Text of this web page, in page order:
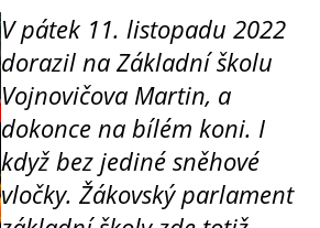
V pátek 11. listopadu 2022
dorazil na Základní školu
Vojnovičova Martin, a
dokonce na bílém koni. I
když bez jediné sněhové
vločky. Žákovský parlament